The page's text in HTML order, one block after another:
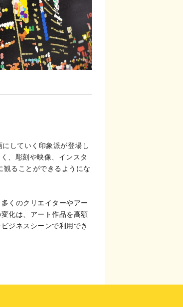
していく印象派が登場し
、彫刻や映像、インスタ
ることができるようにな
くのクリエイターやアー
化は、アート作品を高額
ジネスシーンで利用でき